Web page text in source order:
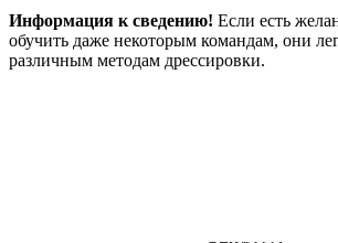
Информация к сведению! Если есть
обучить даже некоторым командам, они
различным методам дрессировки.